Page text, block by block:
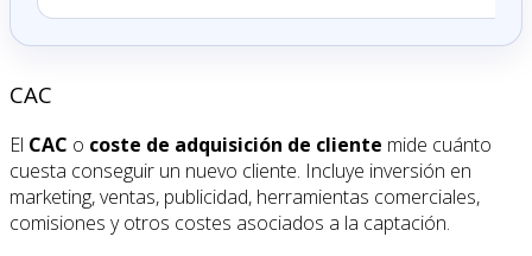
CAC
El CAC o coste de adquisición de cliente mide cuánto
cuesta conseguir un nuevo cliente. Incluye inversión en
marketing, ventas, publicidad, herramientas comerciales,
comisiones y otros costes asociados a la captación.